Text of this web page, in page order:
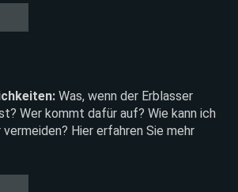
Was, wenn der Erblasser
Wer kommt dafür auf? Wie kann ich
Hier erfahren Sie mehr